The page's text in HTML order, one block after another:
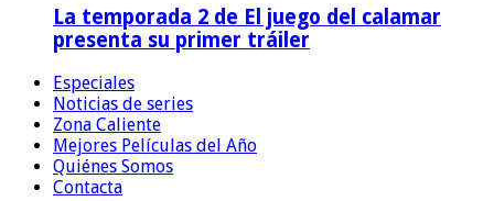
La temporada 2 de El juego del calamar
presenta su primer tráiler
Especiales
Noticias de series
Zona Caliente
Mejores Películas del Año
Quiénes Somos
Contacta